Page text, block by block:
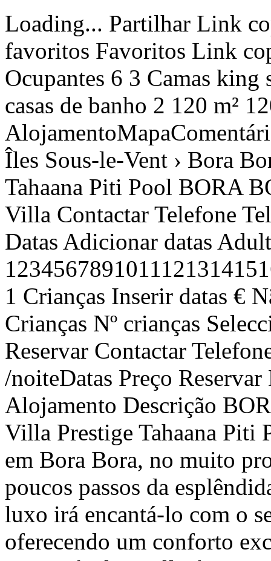
Loading... Partilhar Link copiado Ver fotos Adicionar aos favoritos Favoritos Link copiado Partilhar Avaliação 10 Ocupantes 6 3 Camas king size 3 3 Quartos de dormir 3 2 casas de banho 2 120 m² 120 m² wifi wifi AlojamentoMapaComentáriosOfertas2 › Polinésia francesa › Îles Sous-le-Vent › Bora Bora › Matira › BORA BORA - Tahaana Piti Pool BORA BORA - Tahaana Piti Pool Matira - Villa Contactar Telefone Telefone desde /noite700 € Datas Datas Adicionar datas Adultos 12345678910111213141516171819202122232425262728293031323334353637383940 1 Crianças Inserir datas € NãO REEMBOLSáVEL € BáSICO Crianças Nº crianças Seleccionar123456 OK Preçopor noites Reservar Contactar Telefone +689-40419782 desde 700 € /noiteDatas Preço Reservar Datas Disponibilidade e preços Alojamento Descrição BORA - Tahaana Piti Pool Descubra a Villa Prestige Tahaana Piti Pool, uma joia de luxo localizada em Bora Bora, no muito procurado bairro de Matira, a poucos passos da esplêndida praia. Este novo alojamento de luxo irá encantá-lo com o seu design elegante e moderno, oferecendo um conforto excecional para uma estadia memorável. A villa é composta por uma suite principal climatizada com casa de banho privativa e WC, bem como dois quartos de hóspedes que partilham uma segunda casa de banho independente e WC. Cada quarto tem camas king-size com colchões ortopédicos de alta qualidade para uma noite de sono inigualável. A sala de estar é espaçosa e confortável, com um sofá convidativo, smart TV e acesso gratuito e ilimitado à Internet, perfeita para relaxar e manter-se ligado ao teletrabalho. A cozinha em plano aberto, totalmente equipada com todo o equipamento de cozinha e loiça necessários, permite-lhe preparar e desfrutar dos seus pratos favoritos com amigos e familiares. O exterior da moradia, com a sua soberba piscina, tornar-se-á certamente o seu lugar preferido. Aproveite as espreguiçadeiras para aperfeiçoar o seu bronzeado ou relaxar depois de um mergulho. O terraço coberto, mobilado com mesa e cadeiras, é ideal para se reunir e desfrutar das suas refeições ao ar livre. Um churrasco também está disponível para noites de churrasco inesquecíveis com a família e amigos. Mergulhe na elegância e no requinte da Villa Prestige Tahaana Piti Pool, onde todos os detalhes foram pensados para lhe oferecer uma experiência de estadia excecional em Bora Bora. As vantagens: - Alojamento de prestígio - Piscina privada - Perto da praia de Matira - Ar condicionado no quarto - Acesso gratuito e ilimitado à Internet - Parque de estacionamento no local - Churrasco - Cofre de segurança NB: Esta acomodação deve ser verificada quanto à disponibilidade antes da confirmação da sua estadia. Todas as reservas estão sujeitas à aceitação total dos nossos termos e condições gerais de venda, que podem ser consultados no sítio Web REVA Dreams, clicando em termos e condições gerais. Outros pormenores Ocultar pormenores Distribuição de quartos Quarto 1 1 Cama king size Quarto 2 1 Cama king size Quarto 3 1 Cama king size Distribuição das casas de banho 2 casas de banho Características principais Piscina privada Jardim Terraço Acesso Internet Kitchenette (Mista: gás e eléctrica) Frigorífico Microondas Forno Congelador Máquina de lavar louça Louça/Talheres Utensílios/Cozinha Máquina de Café Torradeira Jarro eléctrico Ver mais Ver menos Vistas Jardim Montanha Piscina Meio de acesso Acesso à Baía Geral 1 Televisão Jardim Mobiliário de jardim Parcela vedada 15 m² de terraço Máquina de lavar roupa Churrasqueira Ferro de engomar Cofre Acesso internet Acesso internet Wifi Secador de cabelo 120 m² de área 750 m² Parcela Ar-condicionado em todos os quartos Piscina Privada Piscina Privada Dimensões 8x4, data de abertura 1/1, data de encerramento 31/12 Estacionamento ao ar livre no mesmo edifício Estacionamento ao ar livre no mesmo edifício 2 lugares 1 ventilador Acesso à praia Sacada ou pátio Ecoturismo Crianças são bem-vindas Entrada ampla Entrada privada Área para churrasco / piquenique Estendal Roupa de cama premium Máquina de café expresso Mobiliário externo Fotografia Piscina com água salgada Praia Copos de vinho Cabides Espreguiçadeiras Água quente Jogos de tabuleiro / puzzles Cama para criança Material de cozinha Piscina exterior Gel de duche Shampô Ver mais Ver menos Mostrar mais características Mostrar menos características Serviços obrigatórios ou incluídos Acesso à internet: Incluído Application fees : 6 % da reserva Estacionamento ao ar livre: Incluído Limpeza final: 235,48 € /reserva Roupa de cama: Incluídas Toalhas: Incluídas Serviços opcionais Bilhete de ferry PPT–MOZ ou MOZ–PPT (VAEARA'I) - Adulto residente PF - Ida: 10,06 € /pessoa Bilhete de ferry